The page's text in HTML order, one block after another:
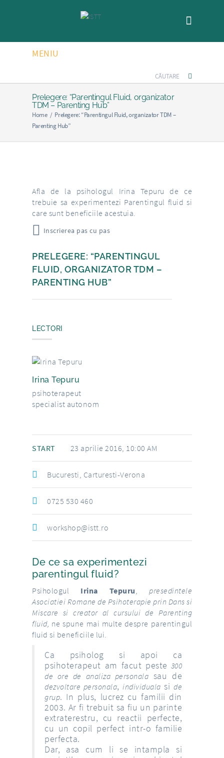
MENIU
Prelegere: “Parentingul Fluid, organizator
TDM – Parenting Hub”
Home / Prelegere: “Parentingul Fluid, organizator TDM –
Parenting Hub”
Afla de la psihologul Irina Tepuru de ce
trebuie sa experimentezi Parentingul fluid si
care sunt beneficiile acestuia.
Inscrierea pas cu pas
PRELEGERE: “PARENTINGUL
FLUID, ORGANIZATOR TDM –
PARENTING HUB”
LECTORI
Irina Tepuru
psihoterapeut
specialist autonom
START 23 aprilie 2016, 10:00 AM
Bucuresti, Carturesti-Verona
0725 530 460
workshop@istt.ro
De ce sa experimentezi
parentingul fluid?
Psihologul Irina Tepuru, presedintele
Asociatiei Romane de Psihoterapie prin Dans si
Miscare si creator al cursului de Parenting
fluid, ne spune mai multe despre parentingul
fluid si beneficiile lui.
Ca psiholog si apoi ca
psihoterapeut am facut peste 300
de ore de analiza personala sau de
dezvoltare personala,individuala si de
grup. In plus, lucrez cu familii din
2003. Ar fi trebuit sa fiu un parinte
extraterestru, cu reactii perfecte,
cu un copil perfect intr-o familie
perfecta.
Dar, asa cum li se intampla si